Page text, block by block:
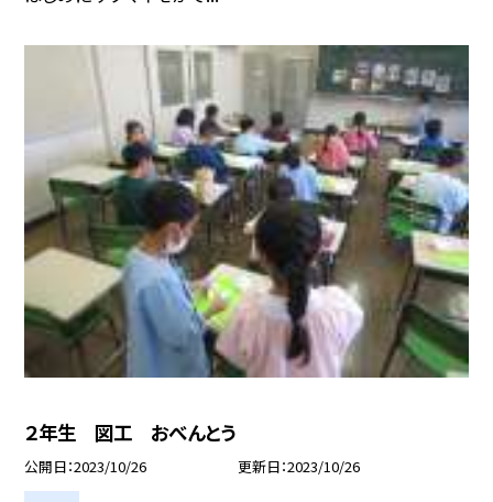
２年生 図工 おべんとう
公開日 2023/10/26 更新日 2023/10/26